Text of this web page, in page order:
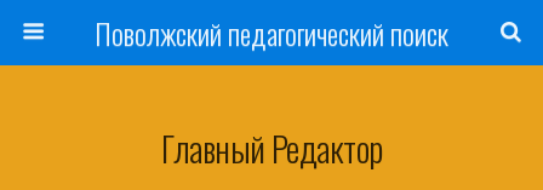
Поволжский педагогический поиск
Главный Редактор